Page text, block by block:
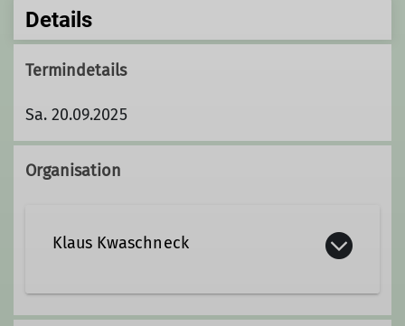
Details
Termindetails
Sa. 20.09.2025
Organisation
Klaus Kwaschneck
0173 5423055